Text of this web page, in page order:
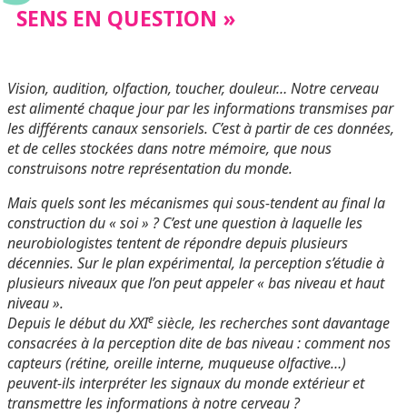
SENS EN QUESTION »
Vision, audition, olfaction, toucher, douleur… Notre cerveau
est alimenté chaque jour par les informations transmises par
les différents canaux sensoriels. C’est à partir de ces données,
et de celles stockées dans notre mémoire, que nous
construisons notre représentation du monde.
Mais quels sont les mécanismes qui sous-tendent au final la
construction du « soi » ? C’est une question à laquelle les
neurobiologistes tentent de répondre depuis plusieurs
décennies. Sur le plan expérimental, la perception s’étudie à
plusieurs niveaux que l’on peut appeler « bas niveau et haut
niveau ».
Depuis le début du XXIe siècle, les recherches sont davantage
consacrées à la perception dite de bas niveau : comment nos
capteurs (rétine, oreille interne, muqueuse olfactive…)
peuvent-ils interpréter les signaux du monde extérieur et
transmettre les informations à notre cerveau ?